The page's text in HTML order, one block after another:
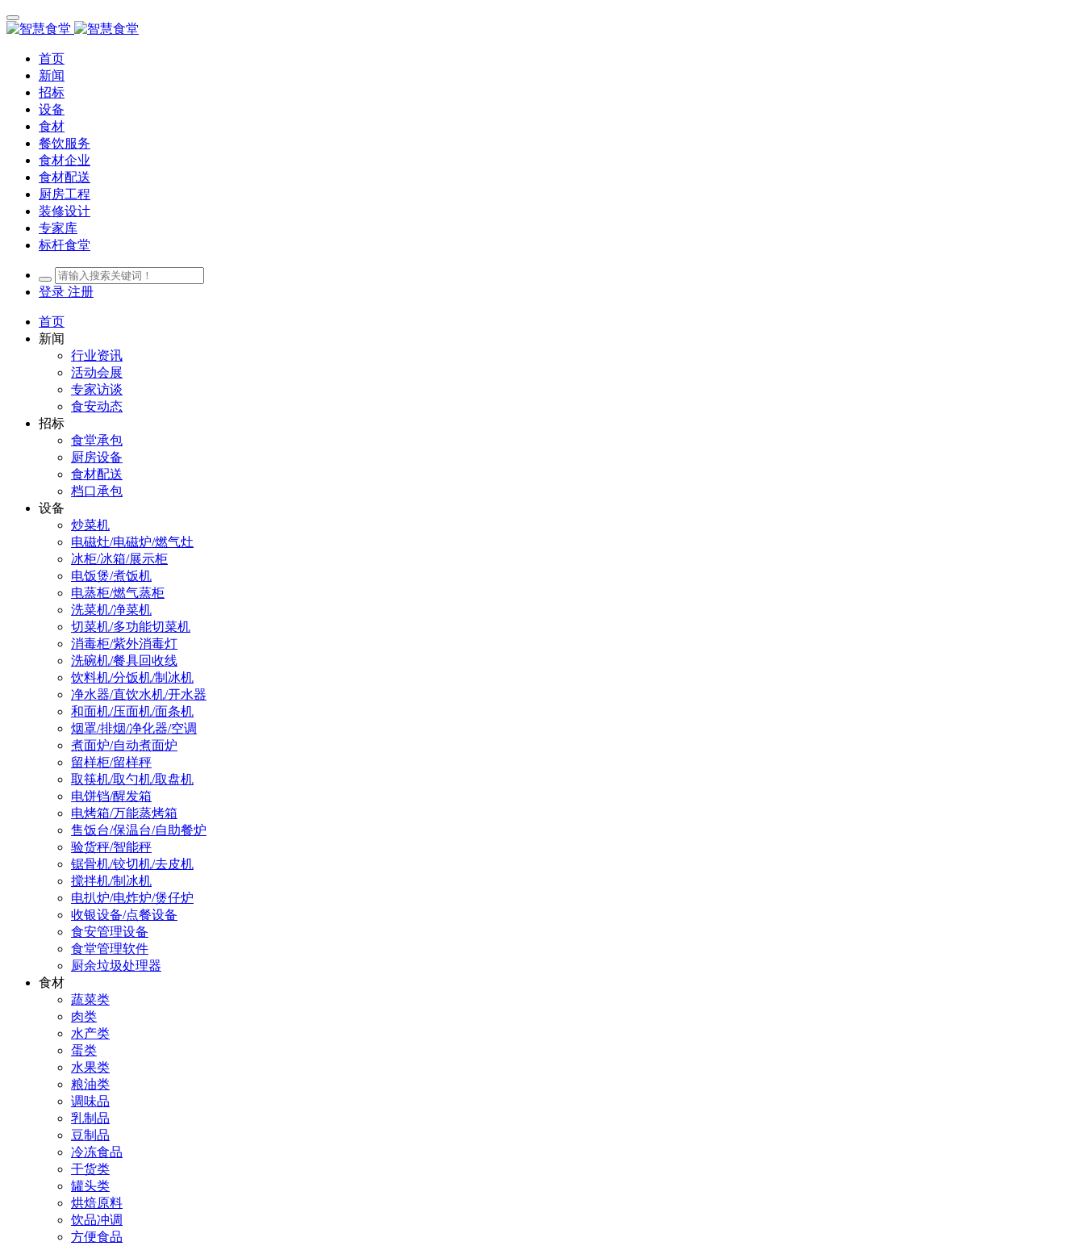
首页
新闻
招标
设备
食材
餐饮服务
食材企业
食材配送
厨房工程
装修设计
专家库
标杆食堂
登录 注册
首页
新闻
行业资讯
活动会展
专家访谈
食安动态
招标
食堂承包
厨房设备
食材配送
档口承包
设备
炒菜机
电磁灶/电磁炉/燃气灶
冰柜/冰箱/展示柜
电饭煲/煮饭机
电蒸柜/燃气蒸柜
洗菜机/净菜机
切菜机/多功能切菜机
消毒柜/紫外消毒灯
洗碗机/餐具回收线
饮料机/分饭机/制冰机
净水器/直饮水机/开水器
和面机/压面机/面条机
烟罩/排烟/净化器/空调
煮面炉/自动煮面炉
留样柜/留样秤
取筷机/取勺机/取盘机
电饼铛/醒发箱
电烤箱/万能蒸烤箱
售饭台/保温台/自助餐炉
验货秤/智能秤
锯骨机/铰切机/去皮机
搅拌机/制冰机
电扒炉/电炸炉/煲仔炉
收银设备/点餐设备
食安管理设备
食堂管理软件
厨余垃圾处理器
食材
蔬菜类
肉类
水产类
蛋类
水果类
粮油类
调味品
乳制品
豆制品
冷冻食品
干货类
罐头类
烘焙原料
饮品冲调
方便食品